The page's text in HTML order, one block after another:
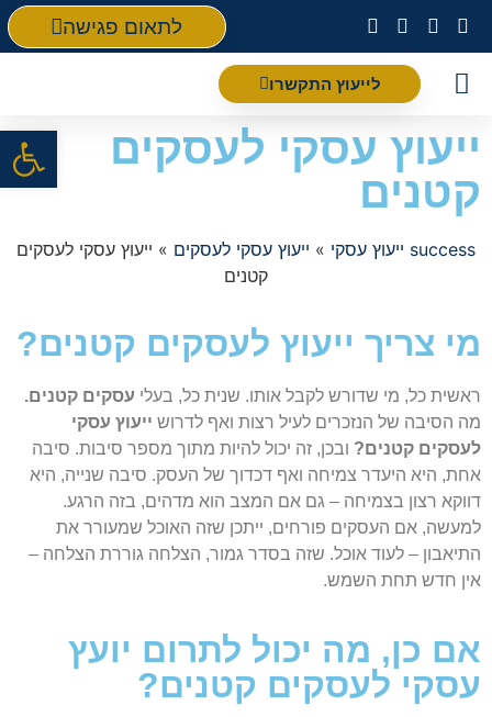
לתאום פגישה
לייעוץ התקשרו
ייעוץ עסקי לעסקים
קטנים
success ייעוץ עסקי » ייעוץ עסקי לעסקים » ייעוץ עסקי לעסקים
קטנים
מי צריך ייעוץ לעסקים קטנים?
ראשית כל, מי שדורש לקבל אותו. שנית כל, בעלי עסקים קטנים.
מה הסיבה של הנזכרים לעיל רצות ואף לדרוש ייעוץ עסקי
לעסקים קטנים? ובכן, זה יכול להיות מתוך מספר סיבות. סיבה
אחת, היא היעדר צמיחה ואף דכדוך של העסק. סיבה שנייה, היא
דווקא רצון בצמיחה – גם אם המצב הוא מדהים, בזה הרגע.
למעשה, אם העסקים פורחים, ייתכן שזה האוכל שמעורר את
התיאבון – לעוד אוכל. שזה בסדר גמור, הצלחה גוררת הצלחה –
אין חדש תחת השמש.
אם כן, מה יכול לתרום יועץ
עסקי לעסקים קטנים?
פתח